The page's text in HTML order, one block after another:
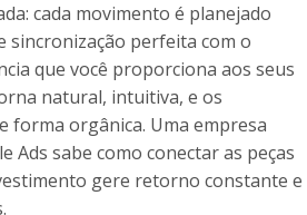
cada movimento é planejado
sincronização perfeita com o
que você proporciona aos seus
natural, intuitiva, e os
forma orgânica. Uma empresa
Ads sabe como conectar as peças
gere retorno constante e